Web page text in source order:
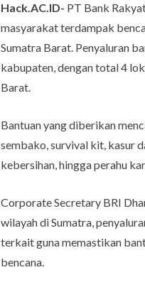
Hack.AC.ID- PT Bank
masyarakat terdampak
Sumatra Barat. Penyaluran
kabupaten, dengan total 4
Barat.
Bantuan yang diberikan
sembako, survival kit, kasur
kebersihan, hingga perahu
Corporate Secretary BRI
wilayah di Sumatra,
terkait guna memastikan
bencana.